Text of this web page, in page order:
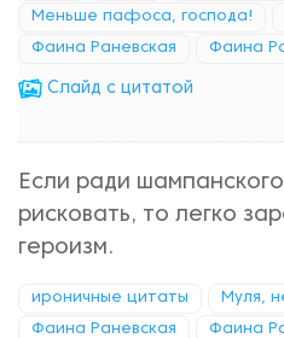
Меньше пафоса, господа!
Фаина Раневская Фаина
Cлайд с цитатой
Если ради
рисковать, то легко
героизм.
ироничные цитаты Муля,
Фаина Раневская Фаина